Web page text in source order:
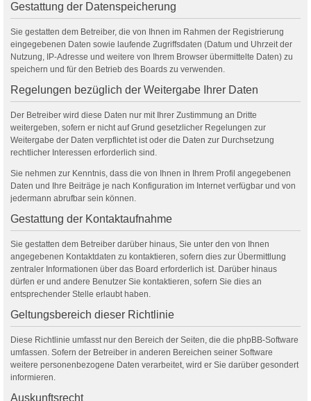
Gestattung der Datenspeicherung
Sie gestatten dem Betreiber, die von Ihnen im Rahmen der Registrierung
eingegebenen Daten sowie laufende Zugriffsdaten (Datum und Uhrzeit der
Nutzung, IP-Adresse und weitere von Ihrem Browser übermittelte Daten) zu
speichern und für den Betrieb des Boards zu verwenden.
Regelungen bezüglich der Weitergabe Ihrer Daten
Der Betreiber wird diese Daten nur mit Ihrer Zustimmung an Dritte
weitergeben, sofern er nicht auf Grund gesetzlicher Regelungen zur
Weitergabe der Daten verpflichtet ist oder die Daten zur Durchsetzung
rechtlicher Interessen erforderlich sind.
Sie nehmen zur Kenntnis, dass die von Ihnen in Ihrem Profil angegebenen
Daten und Ihre Beiträge je nach Konfiguration im Internet verfügbar und von
jedermann abrufbar sein können.
Gestattung der Kontaktaufnahme
Sie gestatten dem Betreiber darüber hinaus, Sie unter den von Ihnen
angegebenen Kontaktdaten zu kontaktieren, sofern dies zur Übermittlung
zentraler Informationen über das Board erforderlich ist. Darüber hinaus
dürfen er und andere Benutzer Sie kontaktieren, sofern Sie dies an
entsprechender Stelle erlaubt haben.
Geltungsbereich dieser Richtlinie
Diese Richtlinie umfasst nur den Bereich der Seiten, die die phpBB-Software
umfassen. Sofern der Betreiber in anderen Bereichen seiner Software
weitere personenbezogene Daten verarbeitet, wird er Sie darüber gesondert
informieren.
Auskunftsrecht